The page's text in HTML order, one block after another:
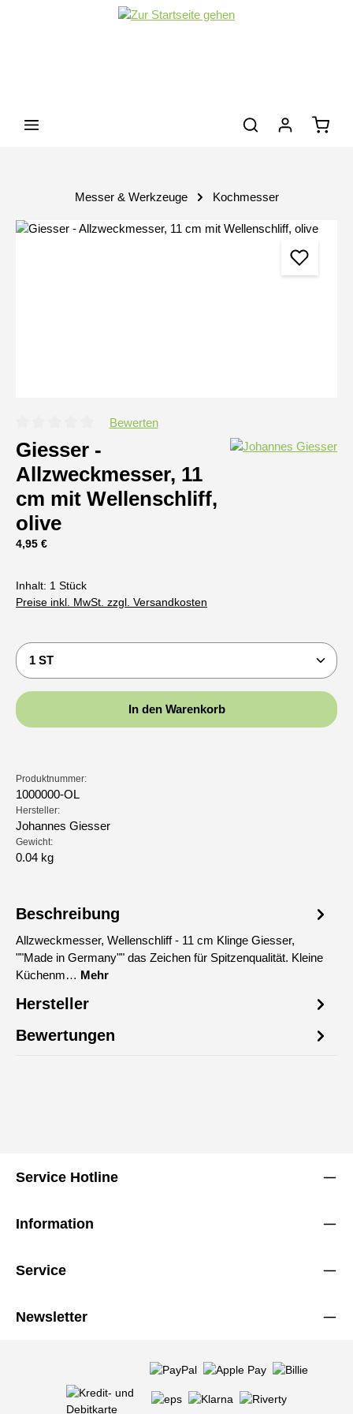
Zum Hauptinhalt springen
Messer & Werkzeuge Kochmesser
Bildergalerie überspringen
Durchschnittliche Bewertung von 0 von 5 Sternen
Bewerten
Giesser -
Allzweckmesser, 11
cm mit Wellenschliff,
olive
Regulärer Preis:
4,95 €
Inhalt: 1 Stück
Preise inkl. MwSt. zzgl. Versandkosten
Produkt Anzahl: Gib den gewünschten Wert ein
In den Warenkorb
Produktnummer:
1000000-OL
Hersteller:
Johannes Giesser
Gewicht:
0.04 kg
Beschreibung
Allzweckmesser, Wellenschliff - 11 cm Klinge Giesser,
""Made in Germany"" das Zeichen für Spitzenqualität. Kleine
Küchenm… Mehr
Hersteller
Bewertungen
Service Hotline
Information
Service
Newsletter